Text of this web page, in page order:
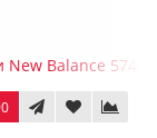
(40-45)
New Balance 574